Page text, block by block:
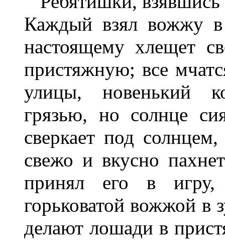
Каждый взял вожжу
настоящему хлещет
пристяжную; все
улицы, новенький
грязью, но солнце
сверкает под
свежо и вкусно
принял его в игру,
горьковатой вожжой в
делают лошади в